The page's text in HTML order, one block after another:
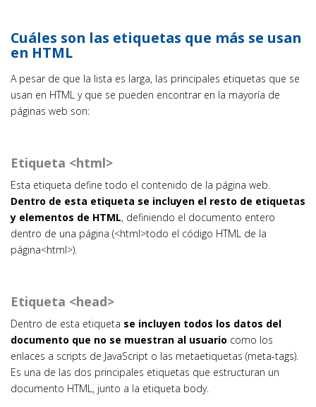
Cuáles son las etiquetas que más se usan
en HTML
A pesar de que la lista es larga, las principales etiquetas que se
usan en HTML y que se pueden encontrar en la mayoría de
páginas web son:
Etiqueta <html>
Esta etiqueta define todo el contenido de la página web.
Dentro de esta etiqueta se incluyen el resto de etiquetas
y elementos de HTML, definiendo el documento entero
dentro de una página (<html>todo el código HTML de la
página<html>).
Etiqueta <head>
Dentro de esta etiqueta se incluyen todos los datos del
documento que no se muestran al usuario como los
enlaces a scripts de JavaScript o las metaetiquetas (meta-tags).
Es una de las dos principales etiquetas que estructuran un
documento HTML, junto a la etiqueta body.